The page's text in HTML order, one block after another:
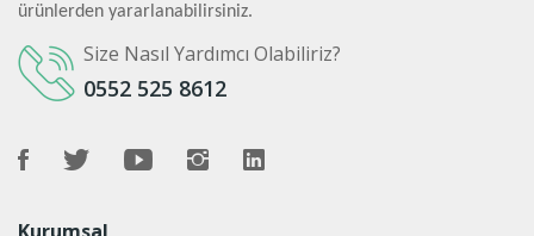
ürünlerden yararlanabilirsiniz.
Size Nasıl Yardımcı Olabiliriz?
0552 525 8612